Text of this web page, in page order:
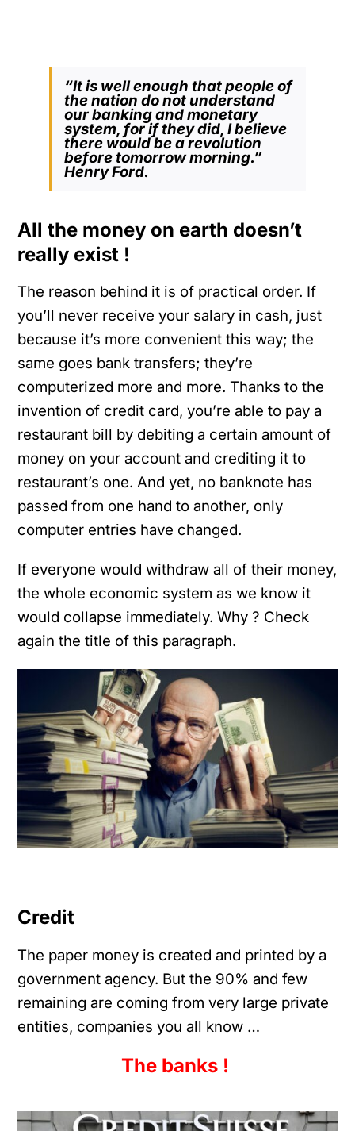
“It is well enough that people of
the nation do not understand
our banking and monetary
system, for if they did, I believe
there would be a revolution
before tomorrow morning.”
Henry Ford.
All the money on earth doesn’t
really exist !
The reason behind it is of practical order. If
you’ll never receive your salary in cash, just
because it’s more convenient this way; the
same goes bank transfers; they’re
computerized more and more. Thanks to the
invention of credit card, you’re able to pay a
restaurant bill by debiting a certain amount of
money on your account and crediting it to
restaurant’s one. And yet, no banknote has
passed from one hand to another, only
computer entries have changed.
If everyone would withdraw all of their money,
the whole economic system as we know it
would collapse immediately. Why ? Check
again the title of this paragraph.
Credit
The paper money is created and printed by a
government agency. But the 90% and few
remaining are coming from very large private
entities, companies you all know …
The banks !